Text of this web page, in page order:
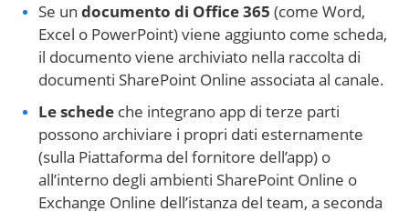
Se un documento di Office 365 (come Word,
Excel o PowerPoint) viene aggiunto come scheda,
il documento viene archiviato nella raccolta di
documenti SharePoint Online associata al canale.
Le schede che integrano app di terze parti
possono archiviare i propri dati esternamente
(sulla Piattaforma del fornitore dell’app) o
all’interno degli ambienti SharePoint Online o
Exchange Online dell’istanza del team, a seconda